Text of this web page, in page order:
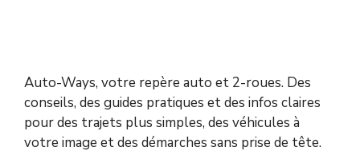
Auto-Ways, votre repère auto et 2-roues. Des
conseils, des guides pratiques et des infos claires
pour des trajets plus simples, des véhicules à
votre image et des démarches sans prise de tête.